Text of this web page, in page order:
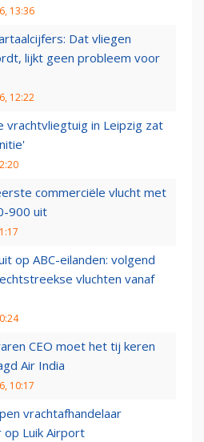
13:36
Dat vliegen
lijkt geen probleem voor
12:22
vrachtvliegtuig in Leipzig zat
commerciële vlucht met
900 uit
op ABC-eilanden: volgend
vluchten vanaf
CEO moet het tij keren
Air India
10:17
vrachtafhandelaar
op Luik Airport